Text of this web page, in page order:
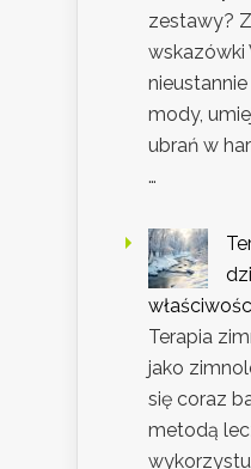
zestawy?
wskazówki
mody,
ubrań w
…
Terapia
jako
się coraz
metodą